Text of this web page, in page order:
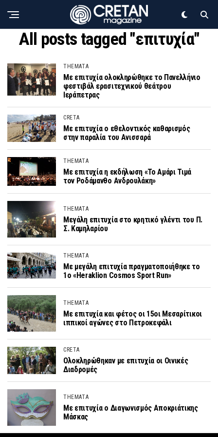
All posts tagged "επιτυχία"
THEMATA
Με επιτυχία ολοκληρώθηκε το Πανελλήνιο
φεστιβάλ ερασιτεχνικού θεάτρου
Ιεράπετρας
CRETA
Με επιτυχία ο εθελοντικός καθαρισμός
στην παραλία του Ανισσαρά
THEMATA
Με επιτυχία η εκδήλωση «Το Αμάρι Τιμά
τον Ροδάμανθο Ανδρουλάκη»
THEMATA
Μεγάλη επιτυχία στο κρητικό γλέντι του Π.
Σ. Καμηλαρίου
THEMATA
Με μεγάλη επιτυχία πραγματοποιήθηκε το
1ο «Heraklion Cosmos Sport Run»
THEMATA
Με επιτυχία και φέτος οι 15οι Μεσαρίτικοι
ιππικοί αγώνες στο Πετροκεφάλι
CRETA
Ολοκληρώθηκαν με επιτυχία οι Οινικές
Διαδρομές
THEMATA
Με επιτυχία ο Διαγωνισμός Αποκριάτικης
Μάσκας